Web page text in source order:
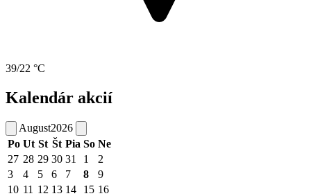
39/22 °C
Kalendár akcií
August2026
Po Ut St Št Pia So Ne
27 28 29 30 31 1
2
3
4 5 6 7 8
9
10 11 12 13 14 15 16